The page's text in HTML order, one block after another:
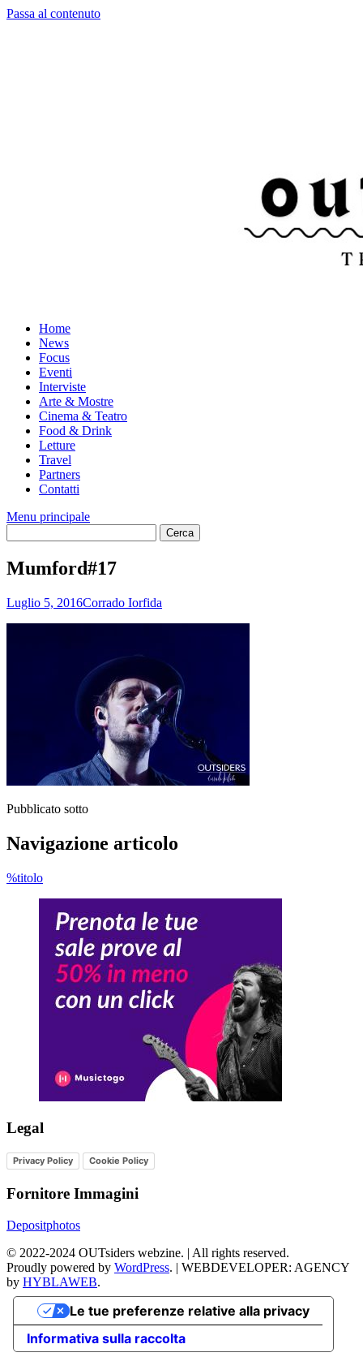
Passa al contenuto
Home
News
Focus
Eventi
Interviste
Arte & Mostre
Cinema & Teatro
Food & Drink
Letture
Travel
Partners
Contatti
Menu principale
Mumford#17
Luglio 5, 2016Corrado Iorfida
Pubblicato sotto
Navigazione articolo
%titolo
Legal
Privacy Policy Cookie Policy
Fornitore Immagini
Depositphotos
© 2022-2024 OUTsiders webzine. | All rights reserved.
Proudly powered by WordPress. | WEBDEVELOPER: AGENCY
by HYBLAWEB.
Informativa sulla raccolta
Le tue preferenze relative alla privacy